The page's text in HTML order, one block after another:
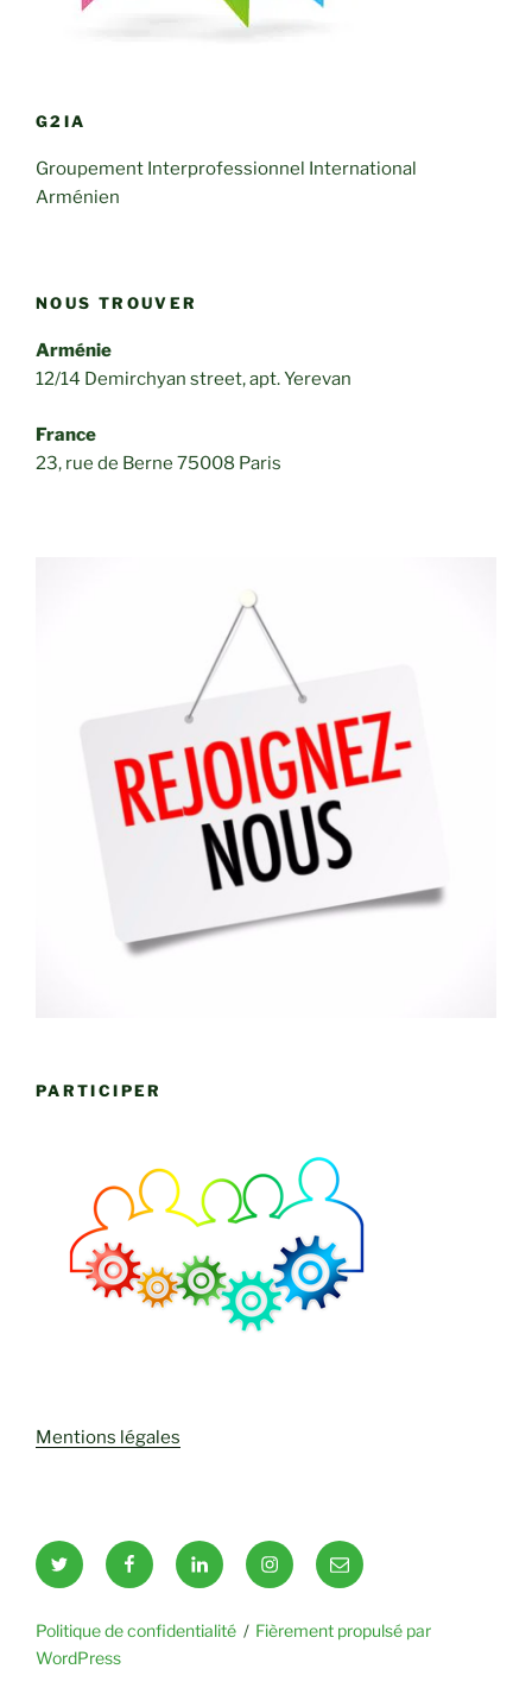
G2IA
Groupement Interprofessionnel International
Arménien
NOUS TROUVER
Arménie
12/14 Demirchyan street, apt. Yerevan
France
23, rue de Berne 75008 Paris
PARTICIPER
Mentions légales
Twitter FacebookLinkedInInstagramEmail
Politique de confidentialité
Fièrement propulsé par
WordPress